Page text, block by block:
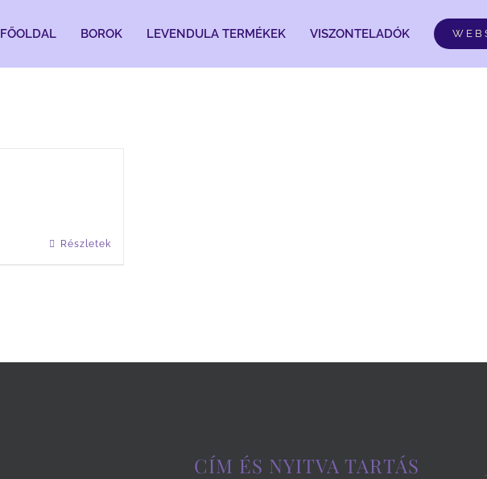
FŐOLDAL BOROK LEVENDULA TERMÉKEK VISZONTELADÓK
Részletek
CÍM ÉS NYITVA TARTÁS